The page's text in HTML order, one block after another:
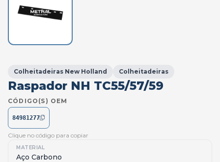
Colheitadeiras New Holland Colheitadeiras
Raspador NH TC55/57/59
CÓDIGO(S) OEM
84981277
Clique no código para copiar
MATERIAL
Aço Carbono